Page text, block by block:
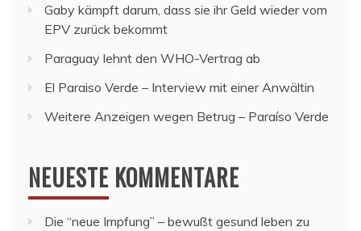
Gaby kämpft darum, dass sie ihr Geld wieder vom
EPV zurück bekommt
Paraguay lehnt den WHO-Vertrag ab
El Paraiso Verde – Interview mit einer Anwältin
Weitere Anzeigen wegen Betrug – Paraíso Verde
NEUESTE KOMMENTARE
Die “neue Impfung” – bewußt gesund leben zu